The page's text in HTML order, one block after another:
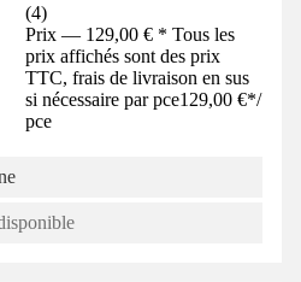
(4)
Prix — 129,00 € * Tous les
prix affichés sont des prix
TTC, frais de livraison en sus
si nécessaire par pce129,00 €*/
pce